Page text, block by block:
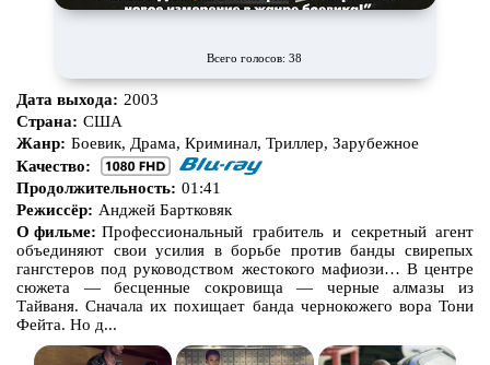
Всего голосов: 38
Дата выхода: 2003
Страна: США
Жанр: Боевик, Драма, Криминал, Триллер, Зарубежное
Качество:
Продолжительность: 01:41
Режиссёр: Анджей Бартковяк
О фильме: Профессиональный грабитель и секретный агент
объединяют свои усилия в борьбе против банды свирепых
гангстеров под руководством жестокого мафиози… В центре
сюжета — бесценные сокровища — черные алмазы из
Тайваня. Сначала их похищает банда чернокожего вора Тони
Фейта. Но д...